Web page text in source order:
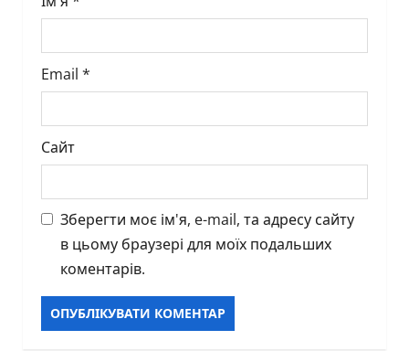
Email *
Сайт
Зберегти моє ім'я, e-mail, та адресу сайту
в цьому браузері для моїх подальших
коментарів.